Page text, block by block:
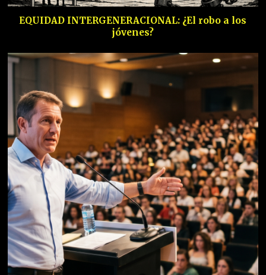
EQUIDAD INTERGENERACIONAL: ¿El robo a los
jóvenes?